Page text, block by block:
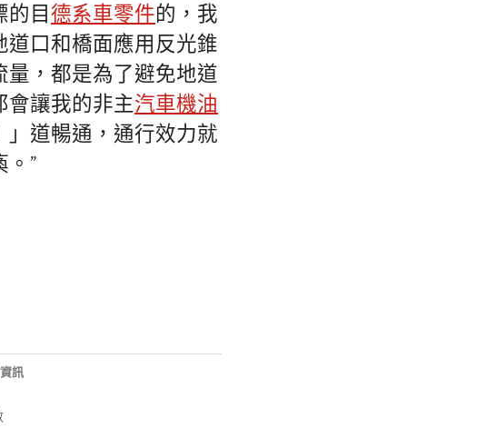
的目 德系車零件的，我
口和橋面應用反光錐
，都是為了避免地道
會讓我的非主汽車機油
道暢通，通行效力就
”
訊